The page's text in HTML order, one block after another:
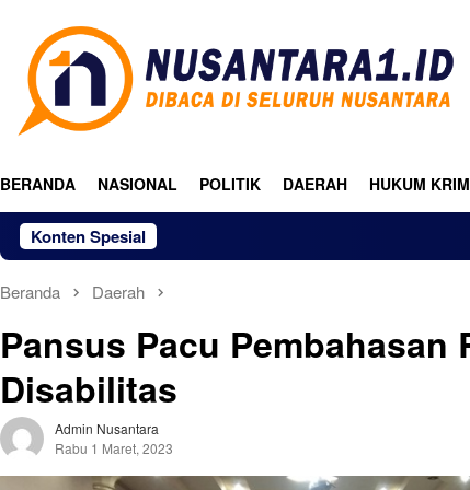
BERANDA NASIONAL POLITIK DAERAH HUKUM
Konten Spesial
Beranda Daerah
Pansus Pacu Pembahasan
Disabilitas
Admin Nusantara
Rabu 1 Maret, 2023